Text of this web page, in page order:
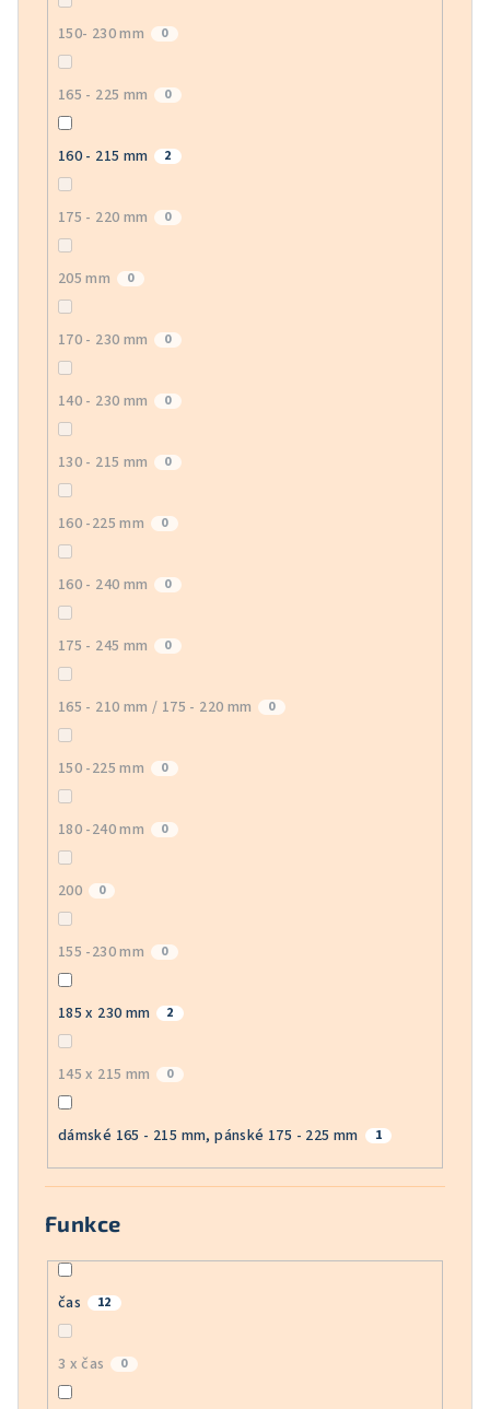
150- 230 mm 0
165 - 225 mm 0
160 - 215 mm 2
175 - 220 mm 0
205 mm 0
170 - 230 mm 0
140 - 230 mm 0
130 - 215 mm 0
160 -225 mm 0
160 - 240 mm 0
175 - 245 mm 0
165 - 210 mm / 175 - 220 mm 0
150 -225 mm 0
180 -240 mm 0
200 0
155 -230 mm 0
185 x 230 mm 2
145 x 215 mm 0
dámské 165 - 215 mm, pánské 175 - 225 mm 1
Funkce
čas 12
3 x čas 0